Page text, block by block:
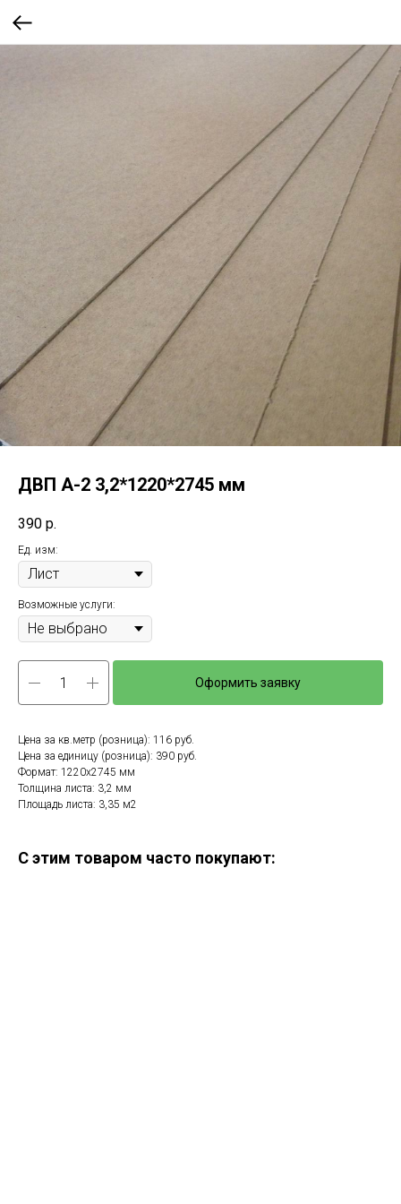
ДВП А-2 3,2*1220*2745 мм
390 р.
Ед. изм:
Возможные услуги:
Оформить заявку
Цена за кв.метр (розница): 116 руб.
Цена за единицу (розница): 390 руб.
Формат: 1220x2745 мм
Толщина листа: 3,2 мм
Площадь листа: 3,35 м2
С этим товаром часто покупают: